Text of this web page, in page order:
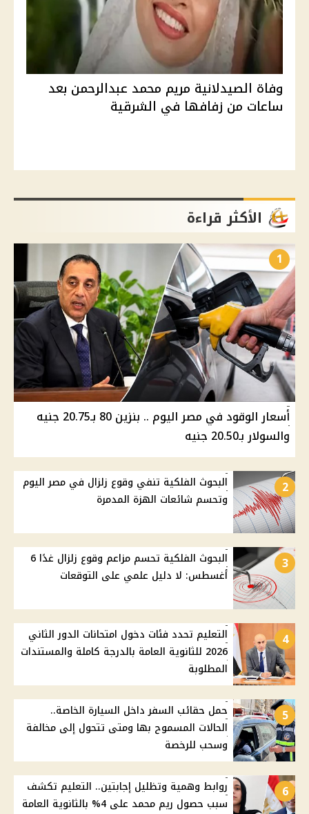
وفاة الصيدلانية مريم محمد عبدالرحمن بعد
ساعات من زفافها في الشرقية
الأكثر قراءة
1
أسعار الوقود في مصر اليوم .. بنزين 80 بـ20.75 جنيه
والسولار بـ20.50 جنيه
2
البحوث الفلكية تنفي وقوع زلزال في مصر اليوم
وتحسم شائعات الهزة المدمرة
3
البحوث الفلكية تحسم مزاعم وقوع زلزال غدًا 6
أغسطس: لا دليل علمي على التوقعات
4
التعليم تحدد فئات دخول امتحانات الدور الثاني
2026 للثانوية العامة بالدرجة كاملة والمستندات
المطلوبة
5
حمل حقائب السفر داخل السيارة الخاصة..
الحالات المسموح بها ومتى تتحول إلى مخالفة
وسحب للرخصة
6
روابط وهمية وتظليل إجابتين.. التعليم تكشف
سبب حصول ريم محمد على 4% بالثانوية العامة